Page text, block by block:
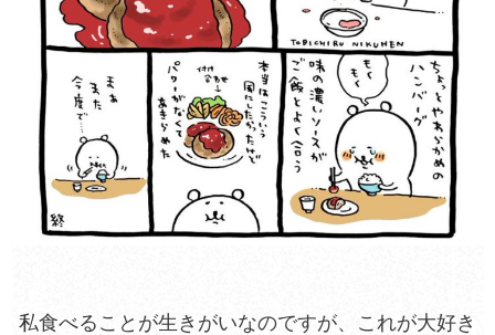
私食べることが生きがいなのですが、これが大好き